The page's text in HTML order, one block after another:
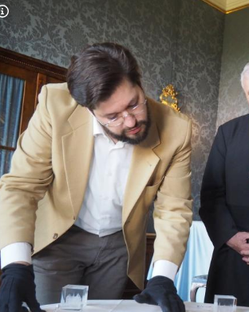
Copyright-Hinweis öffnen/schließen